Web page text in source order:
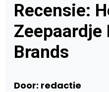
Recensie:
Zeepaardje
Brands
Door: redactie